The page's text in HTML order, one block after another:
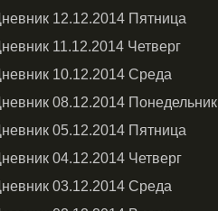
12.12.2014 Пятница
11.12.2014 Четверг
10.12.2014 Среда
08.12.2014 Понедельник
05.12.2014 Пятница
04.12.2014 Четверг
03.12.2014 Среда